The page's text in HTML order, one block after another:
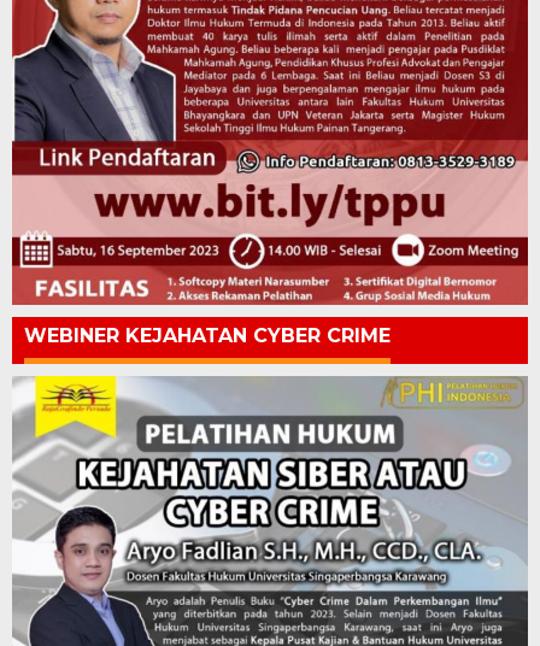
WEBINER KEJAHATAN CYBER CRIME